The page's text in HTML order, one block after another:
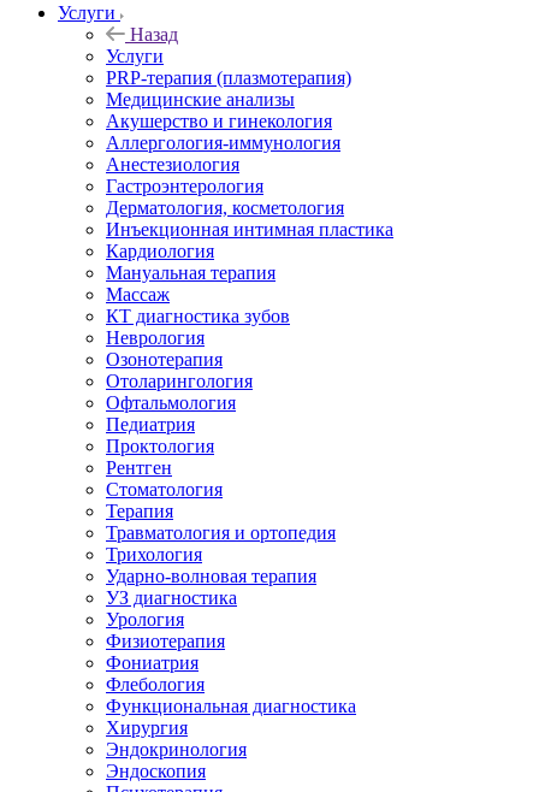
Услуги
Назад
Услуги
PRP-терапия (плазмотерапия)
Медицинские анализы
Акушерство и гинекология
Аллергология-иммунология
Анестезиология
Гастроэнтерология
Дерматология, косметология
Инъекционная интимная пластика
Кардиология
Мануальная терапия
Массаж
КТ диагностика зубов
Неврология
Озонотерапия
Отоларингология
Офтальмология
Педиатрия
Проктология
Рентген
Стоматология
Терапия
Травматология и ортопедия
Трихология
Ударно-волновая терапия
УЗ диагностика
Урология
Физиотерапия
Фониатрия
Флебология
Функциональная диагностика
Хирургия
Эндокринология
Эндоскопия